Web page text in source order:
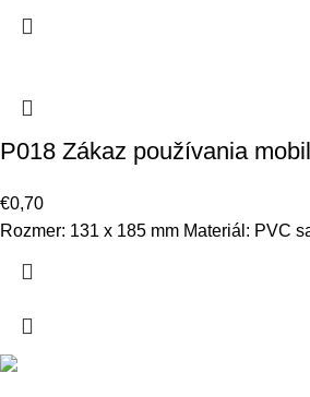
P018 Zákaz používania
€0,70
Rozmer: 131 x 185 mm Materiál: PVC